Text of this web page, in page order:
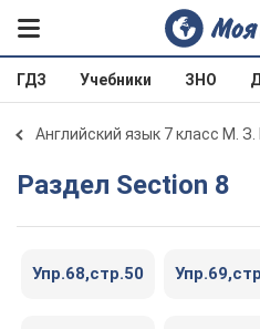
ГДЗ Учебники ЗНО
Английский язык 7 класс М.
Раздел Section 8
Упр.68,стр.50